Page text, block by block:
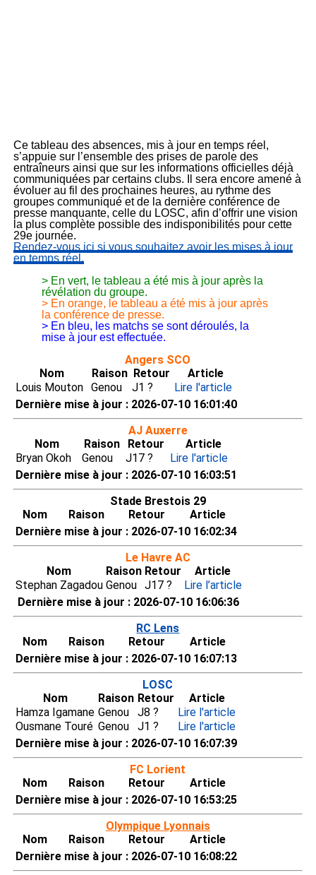
Ce tableau des absences, mis à jour en temps réel,
s’appuie sur l’ensemble des prises de parole des
entraîneurs ainsi que sur les informations officielles déjà
communiquées par certains clubs. Il sera encore amené à
évoluer au fil des prochaines heures, au rythme des
groupes communiqué et de la dernière conférence de
presse manquante, celle du LOSC, afin d’offrir une vision
la plus complète possible des indisponibilités pour cette
29e journée.
Rendez-vous ici si vous souhaitez avoir les mises à jour
en temps réel.
> En vert, le tableau a été mis à jour après la
révélation du groupe.
> En orange, le tableau a été mis à jour après
la conférence de presse.
> En bleu, les matchs se sont déroulés, la
mise à jour est effectuée.
Angers SCO
Nom
Raison Retour
Article
Louis Mouton Genou J1 ?
Lire l'article
Dernière mise à jour : 2026-07-10 16:01:40
AJ Auxerre
Nom
Raison Retour
Article
Bryan Okoh
Genou J17 ?
Lire l'article
Dernière mise à jour : 2026-07-10 16:03:51
Stade Brestois 29
Nom
Raison Retour
Article
Dernière mise à jour : 2026-07-10 16:02:34
Le Havre AC
Nom
Raison Retour
Article
Stephan Zagadou Genou J17 ?
Lire l’article
Dernière mise à jour : 2026-07-10 16:06:36
RC Lens
Nom
Raison Retour
Article
Dernière mise à jour : 2026-07-10 16:07:13
LOSC
Nom
Raison Retour
Article
Hamza Igamane Genou J8 ?
Lire l'article
Ousmane Touré Genou J1 ?
Lire l'article
Dernière mise à jour : 2026-07-10 16:07:39
FC Lorient
Nom
Raison Retour
Article
Dernière mise à jour : 2026-07-10 16:53:25
Olympique Lyonnais
Nom
Raison Retour
Article
Dernière mise à jour : 2026-07-10 16:08:22